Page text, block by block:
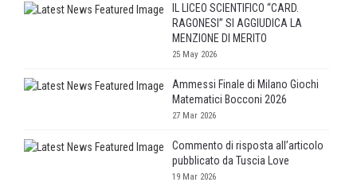
IL LICEO SCIENTIFICO “CARD.
RAGONESI” SI AGGIUDICA LA
MENZIONE DI MERITO
25 May 2026
Ammessi Finale di Milano Giochi
Matematici Bocconi 2026
27 Mar 2026
Commento di risposta all’articolo
pubblicato da Tuscia Love
19 Mar 2026